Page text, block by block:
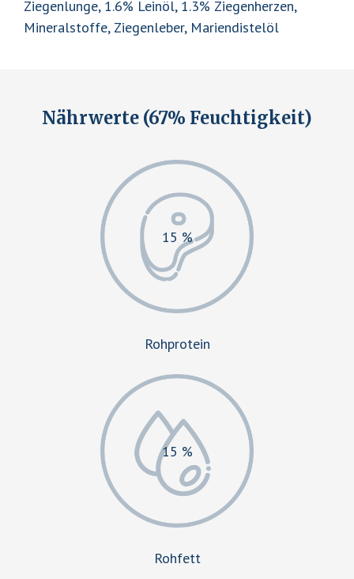
Ziegenlunge, 1.6% Leinöl, 1.3% Ziegenherzen,
Mineralstoffe, Ziegenleber, Mariendistelöl
Nährwerte (67% Feuchtigkeit)
15 %
Rohprotein
15 %
Rohfett